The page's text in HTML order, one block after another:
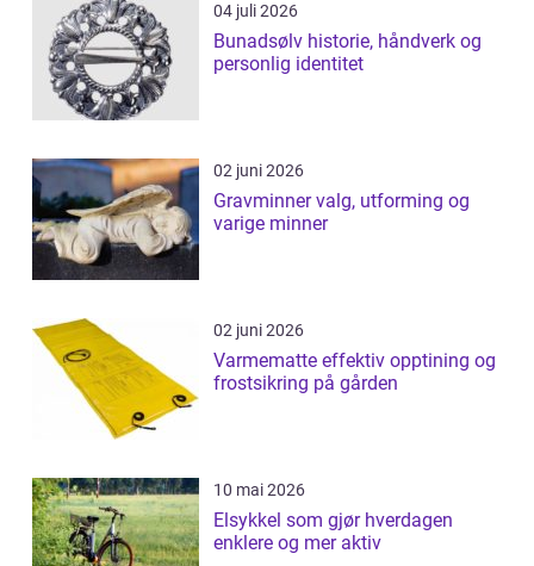
04 juli 2026
Bunadsølv historie, håndverk og
personlig identitet
02 juni 2026
Gravminner valg, utforming og
varige minner
02 juni 2026
Varmematte effektiv opptining og
frostsikring på gården
10 mai 2026
Elsykkel som gjør hverdagen
enklere og mer aktiv